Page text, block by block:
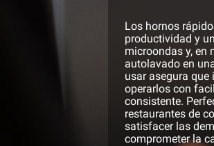
Los hornos
productividad y
microondas y, en
autolavado en
usar asegura
operarlos con
consistente.
restaurantes de
satisfacer las
comprometer la